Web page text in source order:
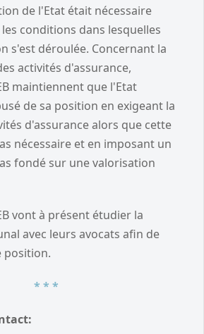
de l'Etat était nécessaire
conditions dans lesquelles
s'est déroulée. Concernant la
activités d'assurance,
maintiennent que l'Etat
de sa position en exigeant la
d'assurance alors que cette
nécessaire et en imposant un
fondé sur une valorisation
vont à présent étudier la
avec leurs avocats afin de
position.
* * *